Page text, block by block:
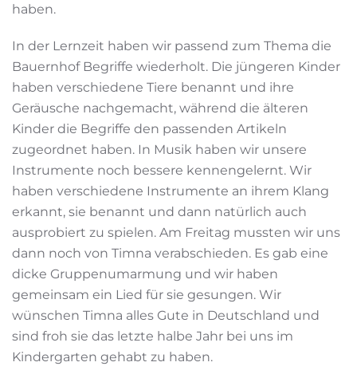
haben.
In der Lernzeit haben wir passend zum Thema die
Bauernhof Begriffe wiederholt. Die jüngeren Kinder
haben verschiedene Tiere benannt und ihre
Geräusche nachgemacht, während die älteren
Kinder die Begriffe den passenden Artikeln
zugeordnet haben. In Musik haben wir unsere
Instrumente noch bessere kennengelernt. Wir
haben verschiedene Instrumente an ihrem Klang
erkannt, sie benannt und dann natürlich auch
ausprobiert zu spielen. Am Freitag mussten wir uns
dann noch von Timna verabschieden. Es gab eine
dicke Gruppenumarmung und wir haben
gemeinsam ein Lied für sie gesungen. Wir
wünschen Timna alles Gute in Deutschland und
sind froh sie das letzte halbe Jahr bei uns im
Kindergarten gehabt zu haben.